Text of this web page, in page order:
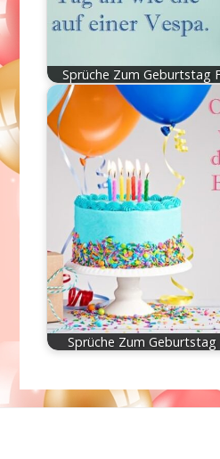
Sprüche Zum Geburtstag
Sprüche Zum Geburtstag